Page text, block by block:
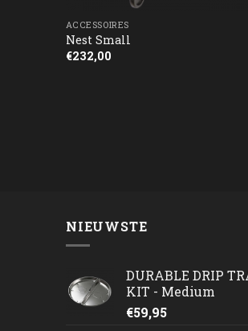
ACCESSOIRES
Nest Small
€232,00
NIEUWSTE
DURABLE DRIP
KIT - Medium
€59,95